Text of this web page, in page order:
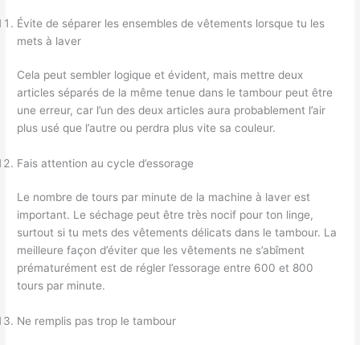
Évite de séparer les ensembles de vêtements lorsque tu les
mets à laver
Cela peut sembler logique et évident, mais mettre deux
articles séparés de la même tenue dans le tambour peut être
une erreur, car l’un des deux articles aura probablement l’air
plus usé que l’autre ou perdra plus vite sa couleur.
Fais attention au cycle d’essorage
Le nombre de tours par minute de la machine à laver est
important. Le séchage peut être très nocif pour ton linge,
surtout si tu mets des vêtements délicats dans le tambour. La
meilleure façon d’éviter que les vêtements ne s’abîment
prématurément est de régler l’essorage entre 600 et 800
tours par minute.
Ne remplis pas trop le tambour